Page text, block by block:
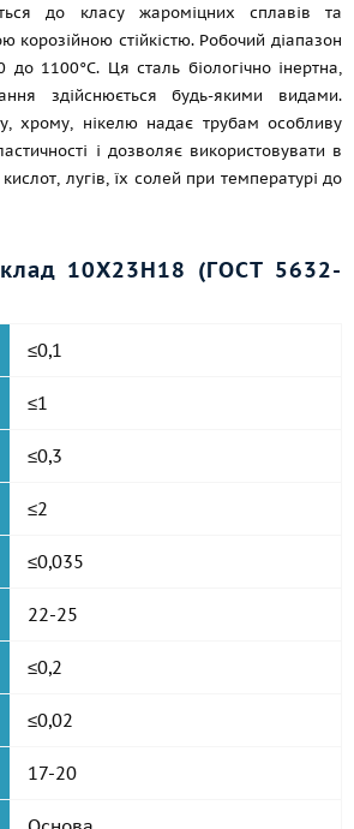
до класу жароміцних сплавів та
корозійною стійкістю. Робочий діапазон
до 1100°С. Ця сталь біологічно інертна,
здійснюється будь-якими видами.
хрому, нікелю надає трубам особливу
і дозволяє використовувати в
лугів, їх солей при температурі до
10Х23Н18 (ГОСТ 5632-
≤0,1
≤1
≤0,3
≤2
≤0,035
22-25
≤0,2
≤0,02
17-20